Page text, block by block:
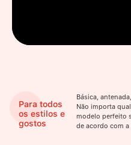
Para todos
os estilos e
gostos
Básica,
Não importa
modelo perfeito
de acordo com